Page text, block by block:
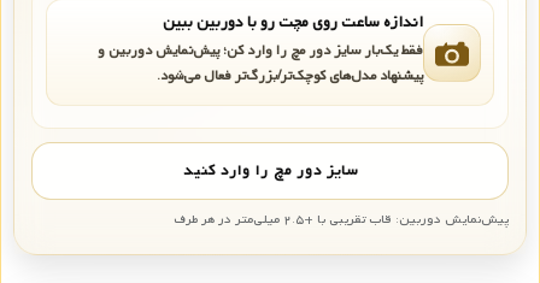
اندازه ساعت روی مچت رو با دوربین ببین
فقط یک‌بار سایز دور مچ را وارد کن؛ پیش‌نمایش دوربین و
پیشنهاد مدل‌های کوچک‌تر/بزرگ‌تر فعال می‌شود.
سایز دور مچ را وارد کنید
پیش‌نمایش دوربین: قاب تقریبی با +۲.۵ میلی‌متر در هر طرف